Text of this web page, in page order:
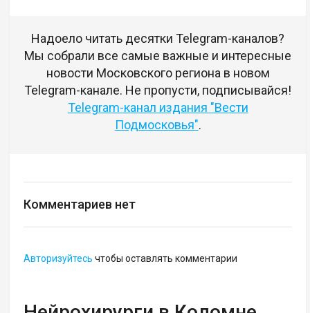
Надоело читать десятки Telegram-каналов?
Мы собрали все самые важные и интересные
новости Московского региона в новом
Telegram-канале. Не пропусти, подписывайся!
Telegram-канал издания "Вести
Подмосковья".
Комментариев нет
Авторизуйтесь чтобы оставлять комментарии